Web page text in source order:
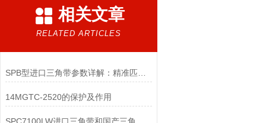
相关文章
RELATED ARTICLES
14MGTC-2520的保护及作用